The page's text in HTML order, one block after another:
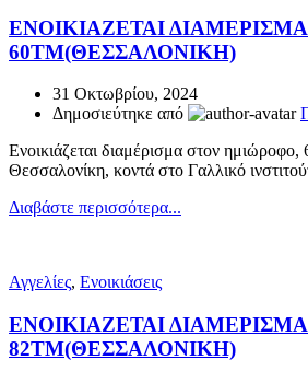
ΕΝΟΙΚΙΑΖΕΤΑΙ ΔΙΑΜΕΡΙΣΜΑ
60ΤΜ(ΘΕΣΣΑΛΟΝΙΚΗ)
31 Οκτωβρίου, 2024
Δημοσιεύτηκε από
Ενοικιάζεται διαμέρισμα στον ημιώροφο,
Θεσσαλονίκη, κοντά στο Γαλλικό
Διαβάστε περισσότερα...
Αγγελίες, Ενοικιάσεις
ΕΝΟΙΚΙΑΖΕΤΑΙ ΔΙΑΜΕΡΙΣΜΑ
82ΤΜ(ΘΕΣΣΑΛΟΝΙΚΗ)